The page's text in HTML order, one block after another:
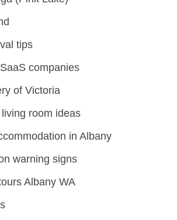
tips
companies
of Victoria
room ideas
in Albany
warning signs
Albany WA